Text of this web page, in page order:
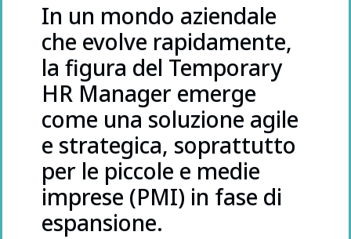
In un mondo aziendale
che evolve rapidamente,
la figura del Temporary
HR Manager emerge
come una soluzione agile
e strategica, soprattutto
per le piccole e medie
imprese (PMI) in fase di
espansione.